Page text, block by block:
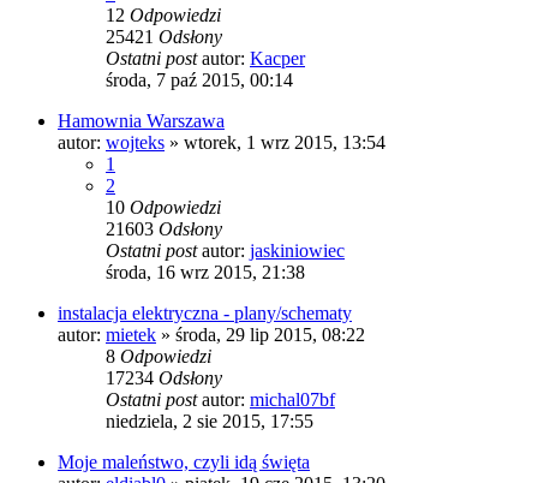
12 Odpowiedzi
25421 Odsłony
Ostatni postautor: Kacper
środa, 7 paź 2015, 00:14
Hamownia Warszawa
autor: wojteks » wtorek, 1 wrz 2015, 13:54
1
2
10 Odpowiedzi
21603 Odsłony
Ostatni postautor: jaskiniowiec
środa, 16 wrz 2015, 21:38
instalacja elektryczna - plany/schematy
autor: mietek » środa, 29 lip 2015, 08:22
8 Odpowiedzi
17234 Odsłony
Ostatni postautor: michal07bf
niedziela, 2 sie 2015, 17:55
Moje maleństwo, czyli idą święta